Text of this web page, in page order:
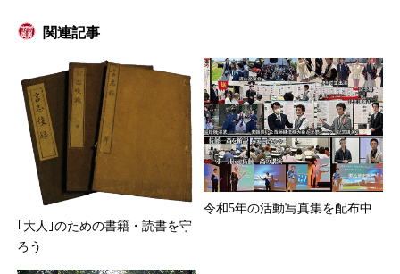
関連記事
｢大人｣のための書籍・読書を守
ろう
令和5年の活動写真集を配布中